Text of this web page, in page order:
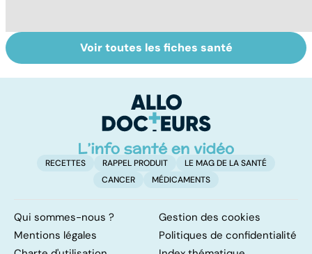
Pneumothorax :
quand l'air
Dérèglement
hormonal : et si
surrénales ?
Voir toutes les fiches santé
RECETTES RAPPEL PRODUIT
LE MAG DE LA SANTÉ
CANCER
MÉDICAMENTS
Qui sommes-nous ?
Gestion des cookies
Mentions légales
Politiques de confidentialité